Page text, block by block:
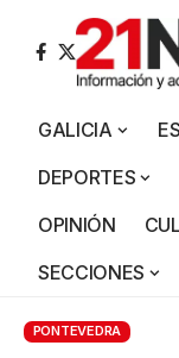
GALICIA
DEPORTES
OPINIÓN
SECCIONES
PONTEVEDRA